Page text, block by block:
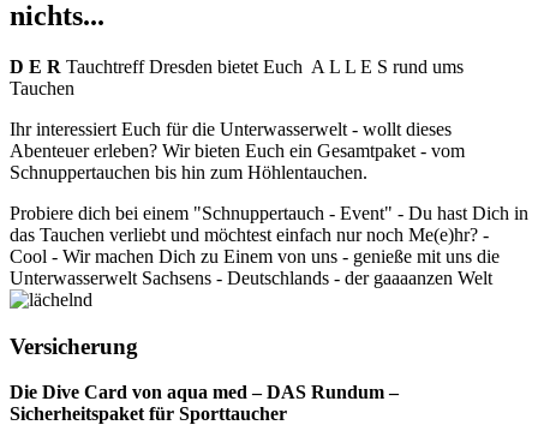
nichts...
D E R Tauchtreff Dresden bietet Euch A L L E S rund ums
Tauchen
Ihr interessiert Euch für die Unterwasserwelt - wollt dieses
Abenteuer erleben? Wir bieten Euch ein Gesamtpaket - vom
Schnuppertauchen bis hin zum Höhlentauchen.
Probiere dich bei einem "Schnuppertauch - Event" - Du hast Dich in
das Tauchen verliebt und möchtest einfach nur noch Me(e)hr? -
Cool - Wir machen Dich zu Einem von uns - genieße mit uns die
Unterwasserwelt Sachsens - Deutschlands - der gaaaanzen Welt
Versicherung
Die Dive Card von aqua med – DAS Rundum –
Sicherheitspaket für Sporttaucher